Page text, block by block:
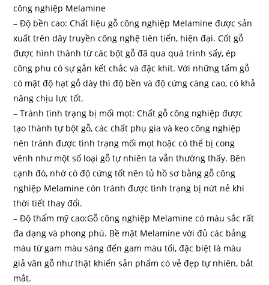
công nghiệp Melamine
– Độ bền cao: Chất liệu gỗ công nghiệp Melamine được sản
xuất trên dây truyền công nghệ tiên tiến, hiện đại. Cốt gỗ
được hình thành từ các bột gỗ đã qua quá trình sấy, ép
công phu có sự gắn kết chắc và đặc khít. Với những tấm gỗ
có mật độ hạt gỗ dày thì độ bền và độ cứng càng cao, có khả
năng chịu lực tốt.
– Tránh tình trạng bị mối mọt: Chất gỗ công nghiệp được
tạo thành tự bột gỗ, các chất phụ gia và keo công nghiệp
nên tránh được tình trạng mối mọt hoặc có thể bị cong
vênh như một số loại gỗ tự nhiên ta vẫn thường thấy. Bên
cạnh đó, nhờ có độ cứng tốt nên tủ hồ sơ bằng gỗ công
nghiệp Melamine còn tránh được tình trạng bị nứt nẻ khi
thời tiết thay đổi.
– Độ thẩm mỹ cao:Gỗ công nghiệp Melamine có màu sắc rất
đa dạng và phong phú. Bề mặt Melamine với đủ các bảng
màu từ gam màu sáng đến gam màu tối, đặc biệt là màu
giả vân gỗ như thật khiến sản phẩm có vẻ đẹp tự nhiên, bắt
mắt.